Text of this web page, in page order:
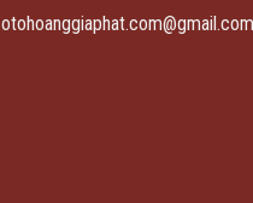
otohoanggiaphat.com@gmail.com